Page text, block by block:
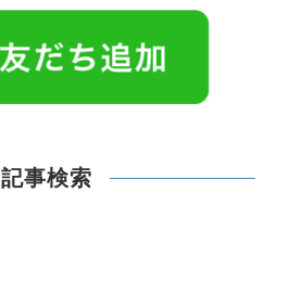
記事検索